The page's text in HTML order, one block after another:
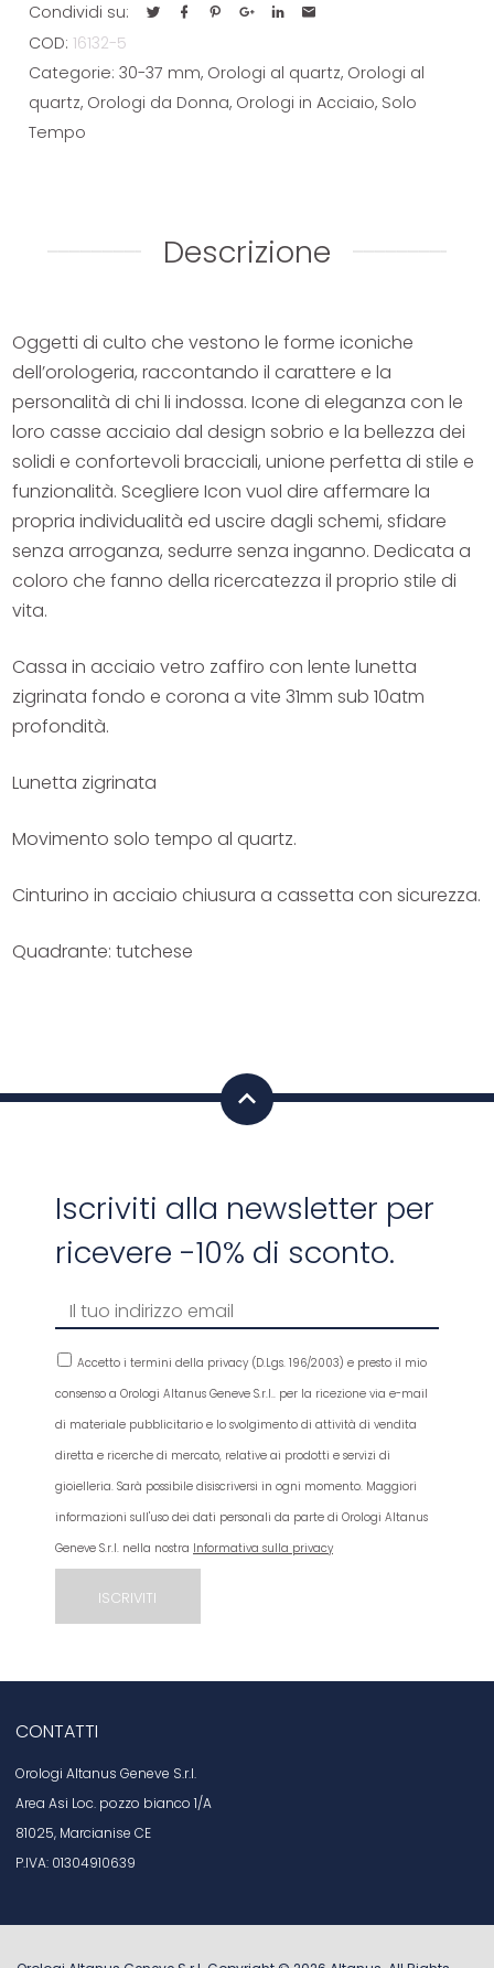
Condividi su:
COD: 16132-5
Categorie:30-37 mm, Orologi al quartz, Orologi al
quartz, Orologi da Donna, Orologi in Acciaio, Solo
Tempo
Descrizione
Oggetti di culto che vestono le forme iconiche
dell’orologeria, raccontando il carattere e la
personalità di chi li indossa. Icone di eleganza con le
loro casse acciaio dal design sobrio e la bellezza dei
solidi e confortevoli bracciali, unione perfetta di stile e
funzionalità. Scegliere Icon vuol dire affermare la
propria individualità ed uscire dagli schemi, sfidare
senza arroganza, sedurre senza inganno. Dedicata a
coloro che fanno della ricercatezza il proprio stile di
vita.
Cassa in acciaio vetro zaffiro con lente lunetta
zigrinata fondo e corona a vite 31mm sub 10atm
profondità.
Lunetta zigrinata
Movimento solo tempo al quartz.
Cinturino in acciaio chiusura a cassetta con sicurezza.
Quadrante: tutchese
Iscriviti alla newsletter per
ricevere -10% di sconto.
Accetto i termini della privacy (D.Lgs. 196/2003) e presto il mio
consenso a Orologi Altanus Geneve S.r.l.. per la ricezione via e-mail
di materiale pubblicitario e lo svolgimento di attività di vendita
diretta e ricerche di mercato, relative ai prodotti e servizi di
gioielleria. Sarà possibile disiscriversi in ogni momento. Maggiori
informazioni sull'uso dei dati personali da parte di Orologi Altanus
Geneve S.r.l. nella nostra Informativa sulla privacy
CONTATTI
Orologi Altanus Geneve S.r.l.
Area Asi Loc. pozzo bianco 1/A
81025, Marcianise CE
P.IVA: 01304910639